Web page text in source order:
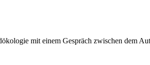
mit einem Gespräch zwischen dem